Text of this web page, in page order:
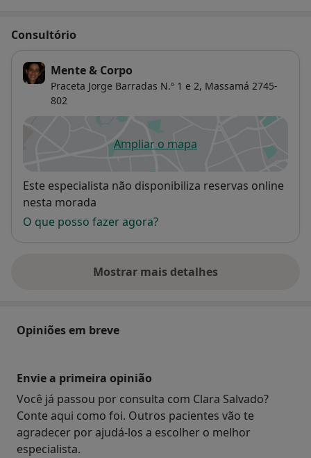
Consultório
Mente & Corpo
Praceta Jorge Barradas N.º 1 e 2, Massamá 2745-
802
Ampliar o mapaabre num novo separador
Disponibilidade
Este especialista não disponibiliza reservas online
nesta morada
O que posso fazer agora?
Mostrar mais detalhes
sobre o endereço
Opiniões em breve
Envie a primeira opinião
Você já passou por consulta com Clara Salvado?
Conte aqui como foi. Outros pacientes vão te
agradecer por ajudá-los a escolher o melhor
especialista.